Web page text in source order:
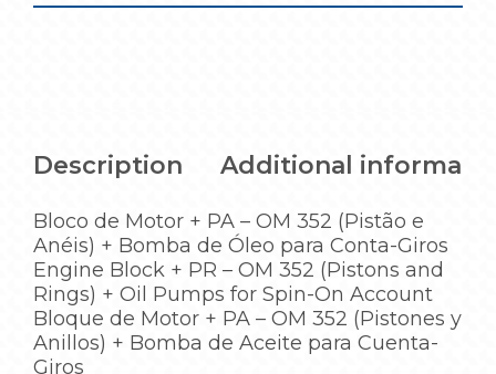
Description Additional
Bloco de Motor + PA – OM 352 (Pistão e
Anéis) + Bomba de Óleo para Conta-Giros
Engine Block + PR – OM 352 (Pistons and
Rings) + Oil Pumps for Spin-On Account
Bloque de Motor + PA – OM 352 (Pistones y
Anillos) + Bomba de Aceite para Cuenta-
Giros